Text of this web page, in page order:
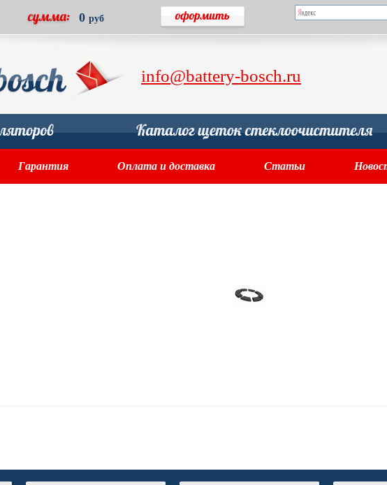
0 руб
info@battery-bosch.ru
Гарантия Оплата и доставка Статьи